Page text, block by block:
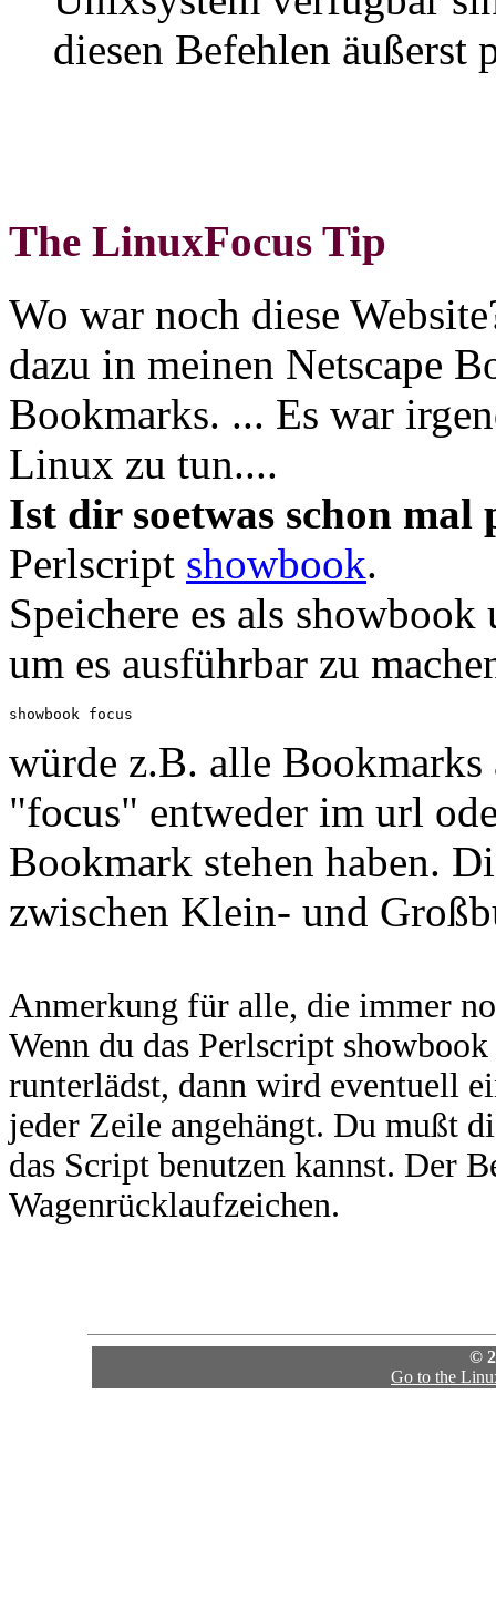
diesen Befehlen äußerst
The LinuxFocus Tip
Wo war noch diese
dazu in meinen Netscape
Bookmarks. ... Es war
Linux zu tun....
Ist dir soetwas schon mal
Perlscript showbook.
Speichere es als
um es ausführbar zu
würde z.B. alle
"focus" entweder im url
Bookmark stehen haben.
zwischen Klein- und
Anmerkung für alle, die immer
Wenn du das Perlscript
runterlädst, dann wird eventuell
jeder Zeile angehängt. Du mußt
das Script benutzen kannst. Der
Wagenrücklaufzeichen.
©
Go to the